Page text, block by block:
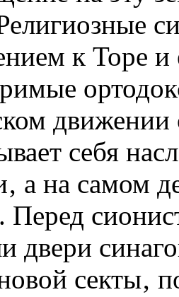
к Торе
себя
а на самом
Перед
двери
секты‚